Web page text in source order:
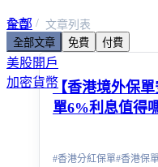
全部
美股入門
美股開戶
加密貨幣
首頁
文章列表
全部文章
免費 付費
【香港境外保
單6%利息值得
#香港分紅保單#香港保